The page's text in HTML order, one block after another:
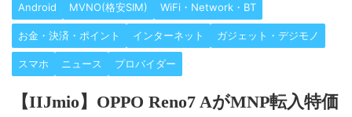
Android MVNO(格安SIM) WiFi・Network・BT
お金・決済・ポイント インターネット ガジェット・デジモノ
スマホ ニュース プロバイダー
【IIJmio】OPPO Reno7 AがMNP転入特価